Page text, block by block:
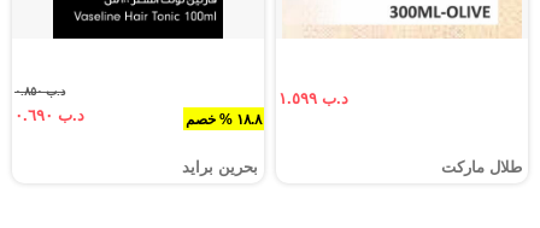
د.ب ١.٥٩٩
طلال ماركت
١٨.٨ % خصم
د.ب ٠.٨٥٠
د.ب ٠.٦٩٠
بحرين برايد